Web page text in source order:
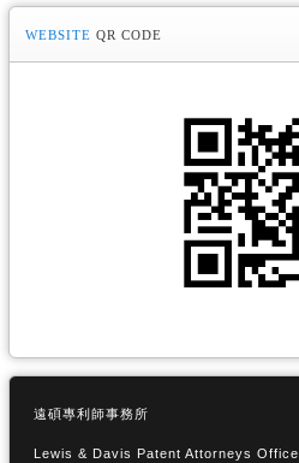
WEBSITE QR CODE
遠碩專利師事務所
Lewis & Davis Patent Attorneys Office